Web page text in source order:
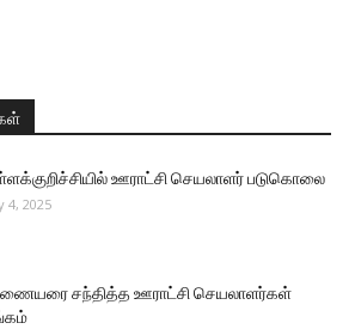
ஊராட்சி செயலாளர் படுகொலை
4, 2025
சந்தித்த ஊராட்சி செயலாளர்கள்